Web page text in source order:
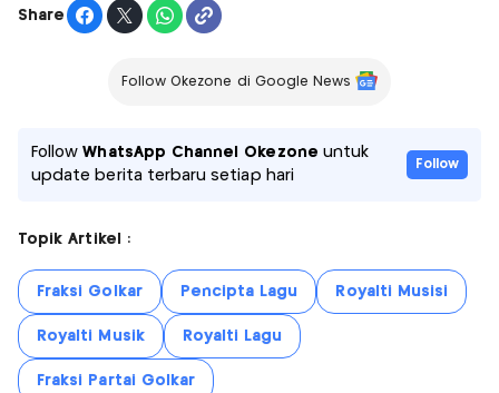
Share
Follow Okezone di Google News
FollowWhatsApp Channel Okezone untuk
update berita terbaru setiap hari
Follow
Topik Artikel :
Fraksi Golkar Pencipta Lagu Royalti Musisi
Royalti Musik Royalti Lagu
Fraksi Partai Golkar